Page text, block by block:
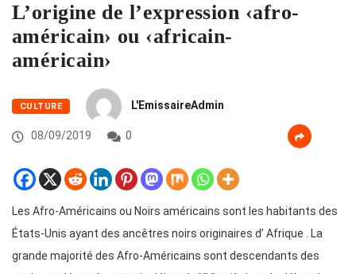
L’origine de l’expression ‹afro-
américain› ou ‹africain-
américain›
CULTURE L'EmissaireAdmin
08/09/2019 0
Les Afro-Américains ou Noirs américains sont les habitants des
États-Unis ayant des ancêtres noirs originaires d’ Afrique . La
grande majorité des Afro-Américains sont descendants des